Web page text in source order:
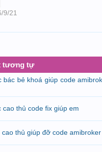
9/21
tương tự
bác bẻ khoá giúp code
cao thủ code fix giúp em
cao thủ giúp đỡ code